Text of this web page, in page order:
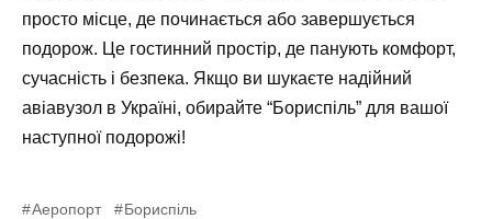
просто місце, де починається або завершується
подорож. Це гостинний простір, де панують комфорт,
сучасність і безпека. Якщо ви шукаєте надійний
авіавузол в Україні, обирайте “Бориспіль” для вашої
наступної подорожі!
Аеропорт Бориспіль